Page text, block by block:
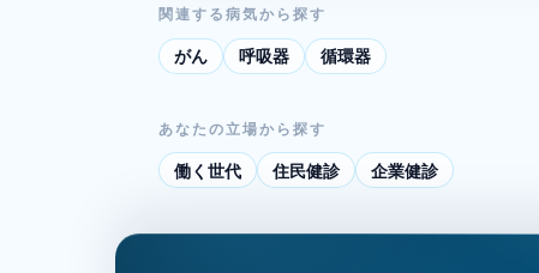
関連する病気から探す
がん 呼吸器 循環器
あなたの立場から探す
働く世代 住民健診 企業健診